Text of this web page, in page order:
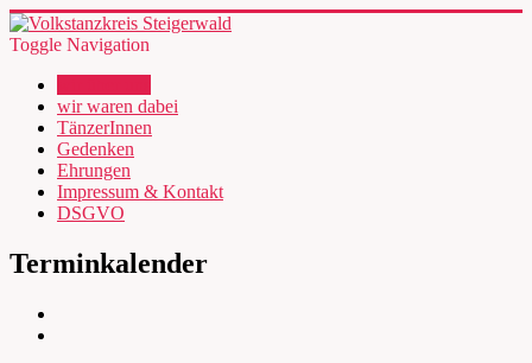
Toggle Navigation
wir waren dabei
TänzerInnen
Gedenken
Ehrungen
Impressum & Kontakt
DSGVO
Terminkalender